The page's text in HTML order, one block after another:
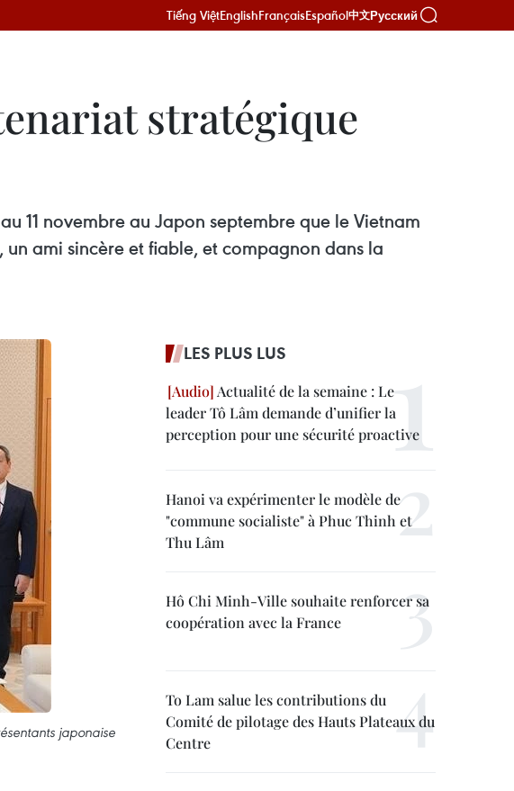
Tiếng ViệtEnglishFrançaisEspañol中文Русский
stratégique
11 novembre au Japon septembre que le Vietnam
ami sincère et fiable, et compagnon dans la
japonaise
LES PLUS LUS
Actualité de la semaine : Le
leader Tô Lâm demande d’unifier la
perception pour une sécurité proactive
Hanoi va expérimenter le modèle de
"commune socialiste" à Phuc Thinh et
Thu Lâm
Hô Chi Minh-Ville souhaite renforcer sa
coopération avec la France
To Lam salue les contributions du
Comité de pilotage des Hauts Plateaux du
Centre